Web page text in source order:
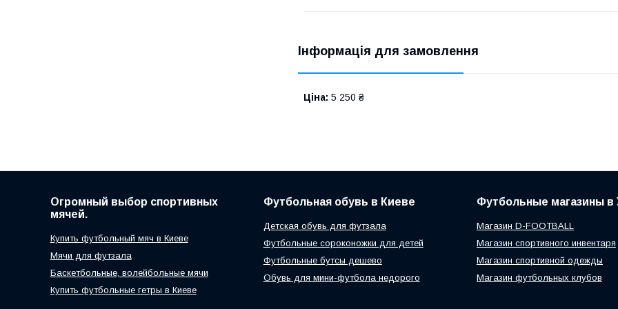
Інформація для замовлення
Ціна: 5 250 ₴
Огромный выбор спортивных
мячей.
Купить футбольный мяч в Киеве
Мячи для футзала
Баскетбольные, волейбольные мячи
Купить футбольные гетры в Киеве
Футбольная обувь в Киеве
Детская обувь для футзала
Футбольные сороконожки для детей
Футбольные бутсы дешево
Обувь для мини-футбола недорого
Футбольные магазины в
Магазин D-FOOTBALL
Магазин спортивного инвентаря
Магазин спортивной одежды
Магазин футбольных клубов